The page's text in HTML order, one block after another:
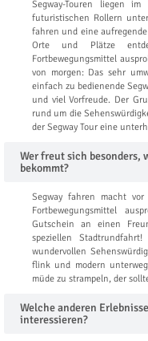
Segway-Touren liegen
futuristischen Rollern
fahren und eine
Orte und Plätze
Fortbewegungsmittel
von morgen: Das sehr
einfach zu bedienende
und viel Vorfreude. Der
rund um die
der Segway Tour eine
Wer freut sich besonders,
bekommt?
Segway fahren macht
Fortbewegungsmittel
Gutschein an einen
speziellen
wundervollen
flink und modern
müde zu strampeln, der
Welche anderen
interessieren?